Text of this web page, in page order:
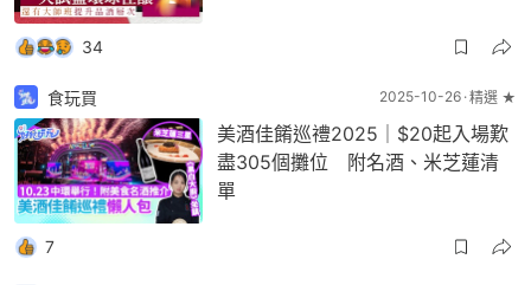
34
食玩買 2025-10-26 精選 ★
美酒佳餚巡禮2025｜$20起入場歎
盡305個攤位 附名酒、米芝蓮清
單
7